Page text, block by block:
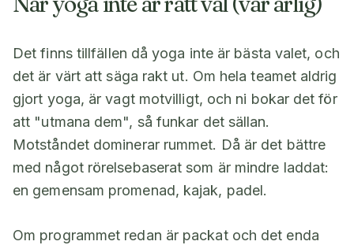
Det finns tillfällen då yoga inte är bästa valet, och
det är värt att säga rakt ut. Om hela teamet aldrig
gjort yoga, är vagt motvilligt, och ni bokar det för
att "utmana dem", så funkar det sällan.
Motståndet dominerar rummet. Då är det bättre
med något rörelsebaserat som är mindre laddat:
en gemensam promenad, kajak, padel.
Om programmet redan är packat och det enda